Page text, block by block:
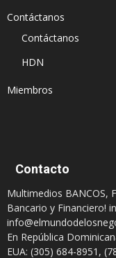
Contáctanos
Contáctanos
HDN
Miembros
Contacto
Multimedios BANCOS,
Bancario y Financiero!
En República
EUA: (305) 684-8951,